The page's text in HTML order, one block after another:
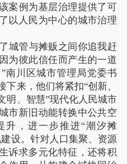
案例为基层治理提供了可
以人民为中心的城市治理
城管与摊贩之间你追我赶
为彼此信任而产生的一道
南川区城市管理局党委书
来，他们将紧扣“创新、
明、智慧”现代化人民城市
市新旧动能转换中公共空
升，进一步推进“潮汐摊
设。针对人口集聚、资源
诉求多元化特征，还将积